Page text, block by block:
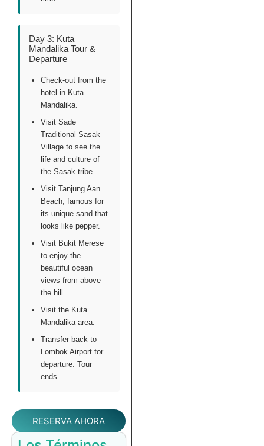
Day 3: Kuta
Mandalika Tour &
Departure
Check-out from the
hotel in Kuta
Mandalika.
Visit Sade
Traditional Sasak
Village to see the
life and culture of
the Sasak tribe.
Visit Tanjung Aan
Beach, famous for
its unique sand that
looks like pepper.
Visit Bukit Merese
to enjoy the
beautiful ocean
views from above
the hill.
Visit the Kuta
Mandalika area.
Transfer back to
Lombok Airport for
departure. Tour
ends.
RESERVA AHORA